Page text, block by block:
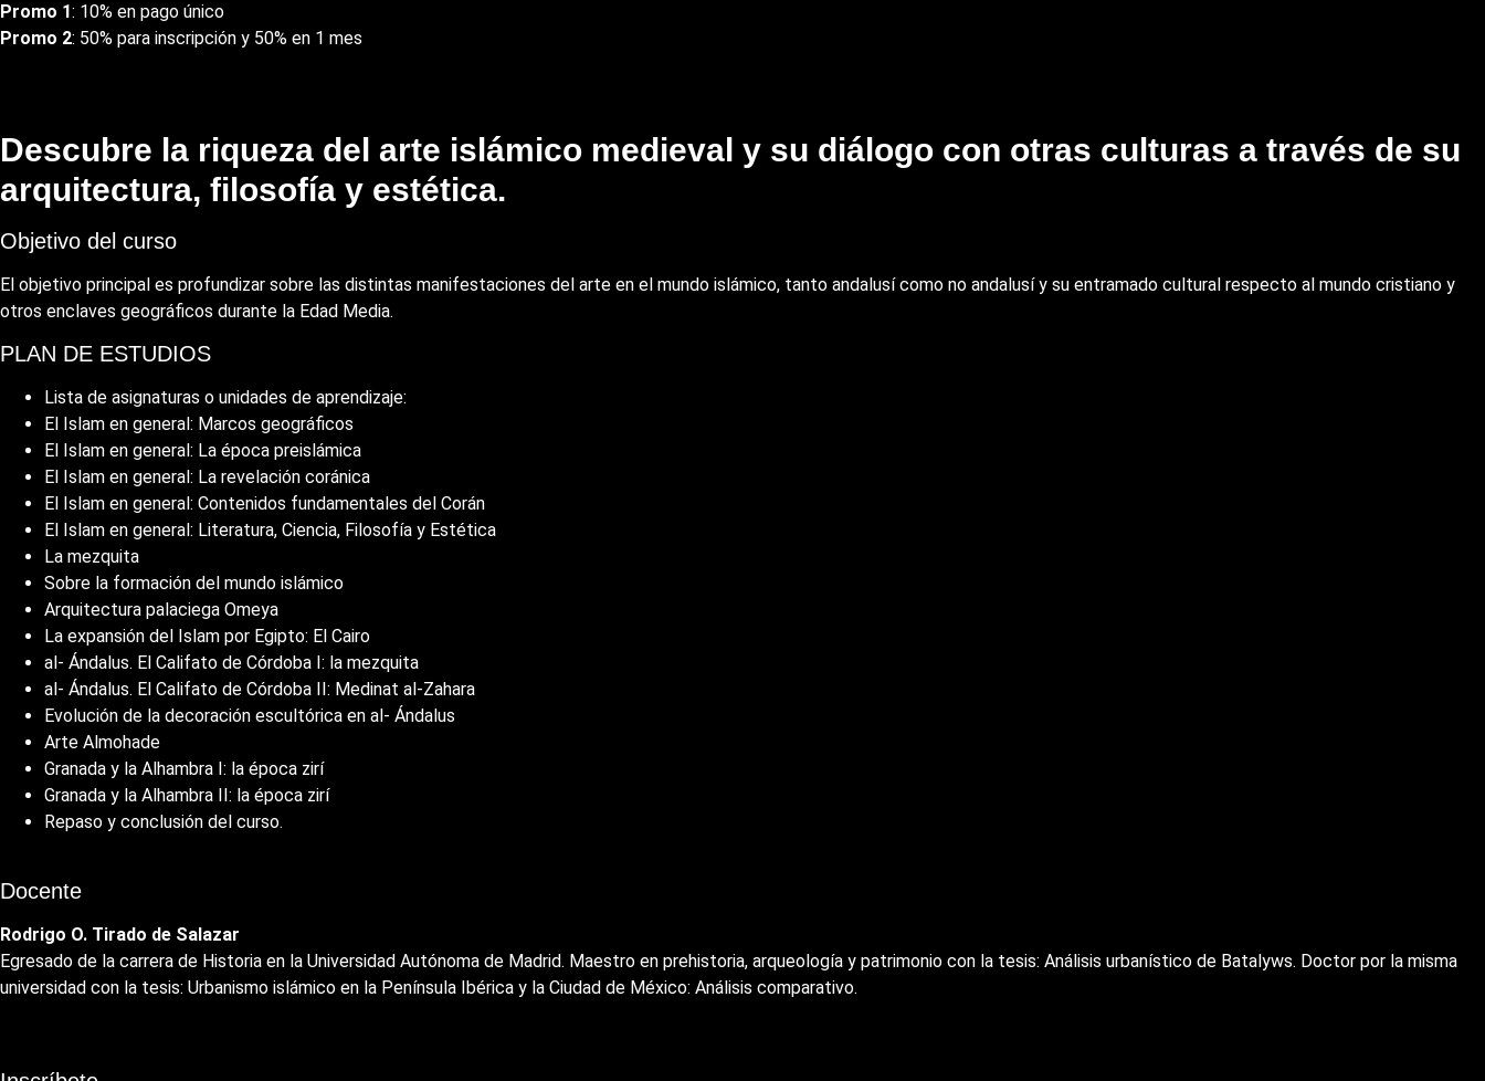
Promo 1: 10% en pago único
Promo 2: 50% para inscripción y 50% en 1 mes
Descubre la riqueza del arte islámico medieval y su diálogo con otras culturas a través de su
arquitectura, filosofía y estética.
Objetivo del curso
El objetivo principal es profundizar sobre las distintas manifestaciones del arte en el mundo islámico, tanto andalusí como no andalusí y su entramado cultural respecto al mundo cristiano y
otros enclaves geográficos durante la Edad Media.
PLAN DE ESTUDIOS
Lista de asignaturas o unidades de aprendizaje:
El Islam en general: Marcos geográficos
El Islam en general: La época preislámica
El Islam en general: La revelación coránica
El Islam en general: Contenidos fundamentales del Corán
El Islam en general: Literatura, Ciencia, Filosofía y Estética
La mezquita
Sobre la formación del mundo islámico
Arquitectura palaciega Omeya
La expansión del Islam por Egipto: El Cairo
al- Ándalus. El Califato de Córdoba I: la mezquita
al- Ándalus. El Califato de Córdoba II: Medinat al-Zahara
Evolución de la decoración escultórica en al- Ándalus
Arte Almohade
Granada y la Alhambra I: la época zirí
Granada y la Alhambra II: la época zirí
Repaso y conclusión del curso.
Docente
Rodrigo O. Tirado de Salazar
Egresado de la carrera de Historia en la Universidad Autónoma de Madrid. Maestro en prehistoria, arqueología y patrimonio con la tesis: Análisis urbanístico de Batalyws. Doctor por la misma
universidad con la tesis: Urbanismo islámico en la Península Ibérica y la Ciudad de México: Análisis comparativo.